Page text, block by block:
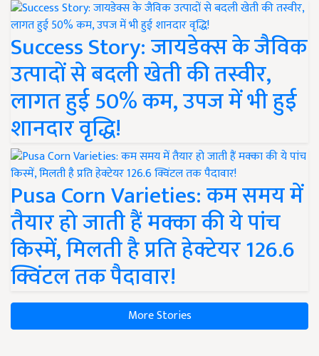
Success Story: जायडेक्स के जैविक
उत्पादों से बदली खेती की तस्वीर,
लागत हुई 50% कम, उपज में भी हुई
शानदार वृद्धि!
Pusa Corn Varieties: कम समय में
तैयार हो जाती हैं मक्का की ये पांच
किस्में, मिलती है प्रति हेक्टेयर 126.6
क्विंटल तक पैदावार!
More Stories